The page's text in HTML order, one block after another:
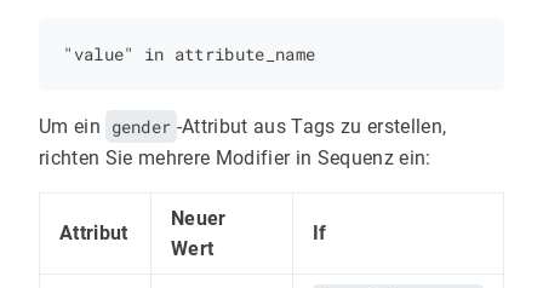
Um ein gender -Attribut aus Tags zu erstellen,
richten Sie mehrere Modifier in Sequenz ein:
Attribut
Neuer
Wert
If